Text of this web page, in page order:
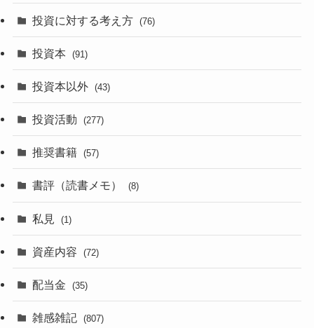
投資に対する考え方 (76)
投資本 (91)
投資本以外 (43)
投資活動 (277)
推奨書籍 (57)
書評（読書メモ） (8)
私見 (1)
資産内容 (72)
配当金 (35)
雑感雑記 (807)